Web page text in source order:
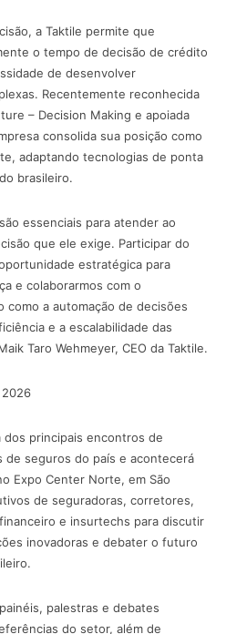
a Taktile permite que
o tempo de decisão de crédito
de desenvolver
Recentemente reconhecida
– Decision Making e apoiada
consolida sua posição como
adaptando tecnologias de ponta
brasileiro.
essenciais para atender ao
que ele exige. Participar do
estratégica para
e colaborarmos com o
como a automação de decisões
e a escalabilidade das
Taro Wehmeyer, CEO da Taktile.
2026
principais encontros de
de seguros do país e acontecerá
Expo Center Norte, em São
de seguradoras, corretores,
e insurtechs para discutir
inovadoras e debater o futuro
palestras e debates
do setor, além de